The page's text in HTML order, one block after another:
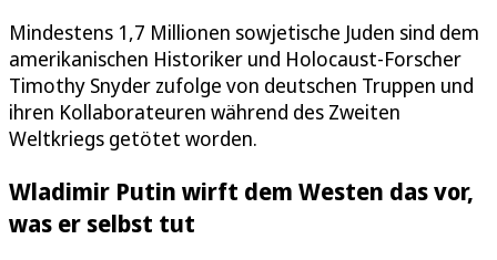
Mindestens 1,7 Millionen sowjetische Juden sind dem
amerikanischen Historiker und Holocaust-Forscher
Timothy Snyder zufolge von deutschen Truppen und
ihren Kollaborateuren während des Zweiten
Weltkriegs getötet worden.
Wladimir Putin wirft dem Westen das vor,
was er selbst tut